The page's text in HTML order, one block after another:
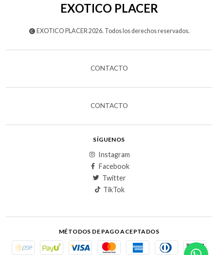
EXOTICO PLACER
EXOTICO PLACER 2026. Todos los derechos reservados.
CONTACTO
CONTACTO
SÍGUENOS
Instagram
Facebook
Twitter
TikTok
MÉTODOS DE PAGO ACEPTADOS